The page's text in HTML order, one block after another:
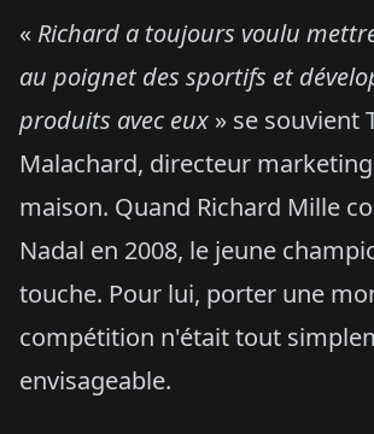
« Richard a toujours voulu
au poignet des sportifs et
produits avec eux » se souvient
Malachard, directeur
maison. Quand Richard Mille
Nadal en 2008, le jeune
touche. Pour lui, porter une
compétition n'était tout
envisageable.